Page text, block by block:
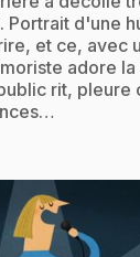
Portrait d'une
et ce, avec
adore
rit, pleure